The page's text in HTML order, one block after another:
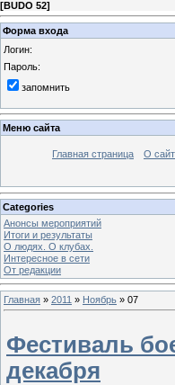
[BUDO 52]
Форма входа
Логин:
Пароль:
запомнить
Меню сайта
Главная страница О
Categories
Анонсы мероприятий
Итоги и результаты
О людях. О клубах.
Интересное в сети
От редакции
Главная » 2011 » Ноябрь » 07
Фестиваль
декабря